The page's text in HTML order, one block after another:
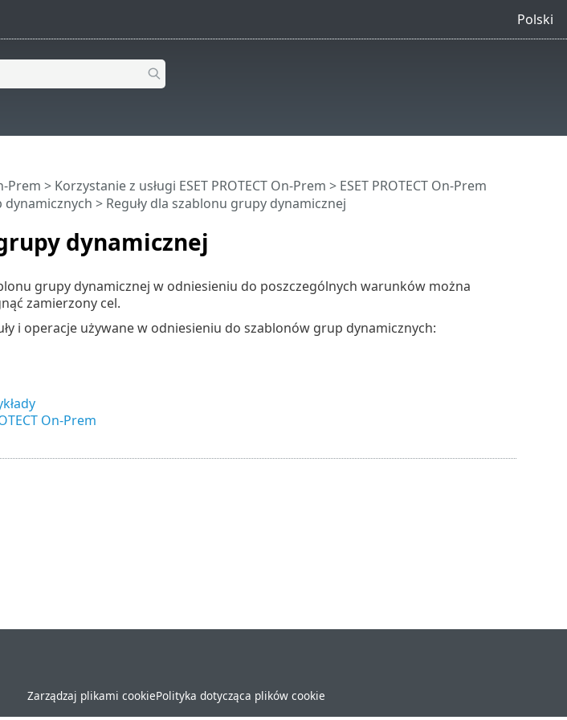
Polski
dynamicznej
Prem > Korzystanie z usługi ESET PROTECT On-Prem > ESET PROTECT On-Prem
dynamicznych > Reguły dla szablonu grupy dynamicznej
grupy dynamicznej w odniesieniu do poszczególnych warunków można
zamierzony cel.
i operacje używane w odniesieniu do szablonów grup dynamicznych:
On-Prem
Zarządzaj plikami cookiePolityka dotycząca plików cookie